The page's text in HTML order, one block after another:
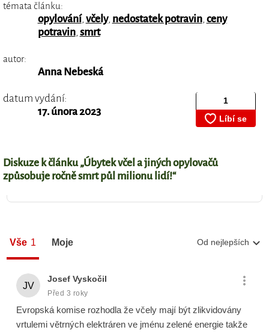
témata článku:
opylování, včely, nedostatek potravin, ceny
potravin, smrt
autor:
Anna Nebeská
datum vydání:
17. února 2023
Diskuze k článku „Úbytek včel a jiných opylovačů
způsobuje ročně smrt půl milionu lidí!“